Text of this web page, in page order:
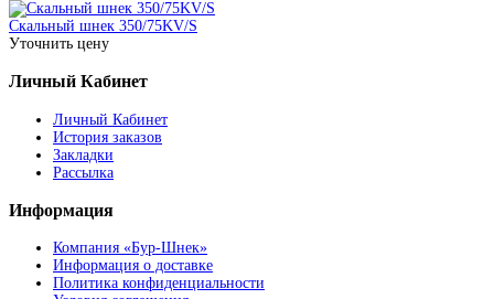
Скальный шнек 350/75KV/S
Уточнить цену
Личный Кабинет
Личный Кабинет
История заказов
Закладки
Рассылка
Информация
Компания «Бур-Шнек»
Информация о доставке
Политика конфиденциальности